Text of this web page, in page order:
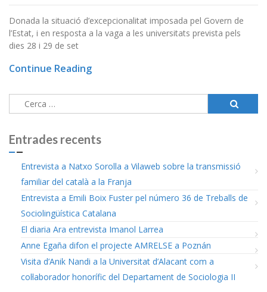
Donada la situació d’excepcionalitat imposada pel Govern de
l’Estat, i en resposta a la vaga a les universitats prevista pels
dies 28 i 29 de set
Continue Reading
Cerca:
Entrades recents
Entrevista a Natxo Sorolla a Vilaweb sobre la transmissió
familiar del català a la Franja
Entrevista a Emili Boix Fuster pel número 36 de Treballs de
Sociolingüística Catalana
El diaria Ara entrevista Imanol Larrea
Anne Egaña difon el projecte AMRELSE a Poznán
Visita d’Anik Nandi a la Universitat d’Alacant com a
col·laborador honorífic del Departament de Sociologia II